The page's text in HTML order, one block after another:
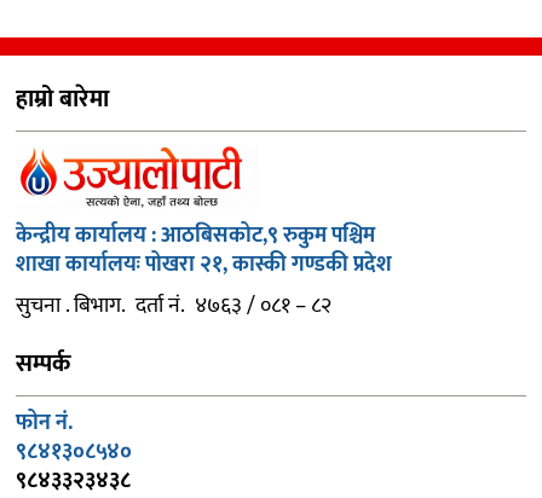
हाम्रो बारेमा
केन्द्रीय कार्यालय : आठबिसकोट,९ रुकुम पश्चिम
शाखा कार्यालयः पोखरा २१, कास्की गण्डकी प्रदेश
सुचना . बिभाग. दर्ता नं. ४७६३ / ०८१ – ८२
सम्पर्क
फोन नं.
९८४१३०८५४०
९८४३३२३४३८